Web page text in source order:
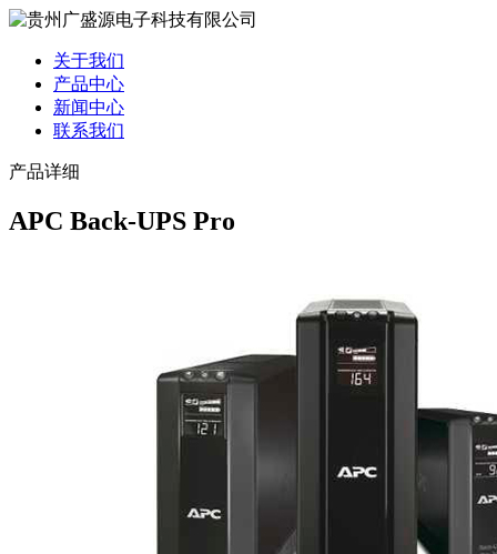
关于我们
产品中心
新闻中心
联系我们
产品详细
APC Back-UPS Pro